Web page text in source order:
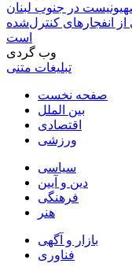
انفجارهای کنترل‌شده
است
وب گردی
تبلیغات متنی
صفحه نخست
بین الملل
اقتصادی
ورزشی
سیاسی
دین و آیین
فرهنگی
هنر
بازار و آگهی
فناوری